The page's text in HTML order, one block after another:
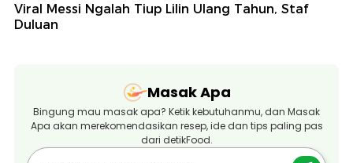
Viral Messi Ngalah Tiup Lilin Ulang Tahun, Staf
Duluan
Masak Apa
Bingung mau masak apa? Ketik kebutuhanmu, dan Masak
Apa akan merekomendasikan resep, ide dan tips paling pas
dari detikFood.